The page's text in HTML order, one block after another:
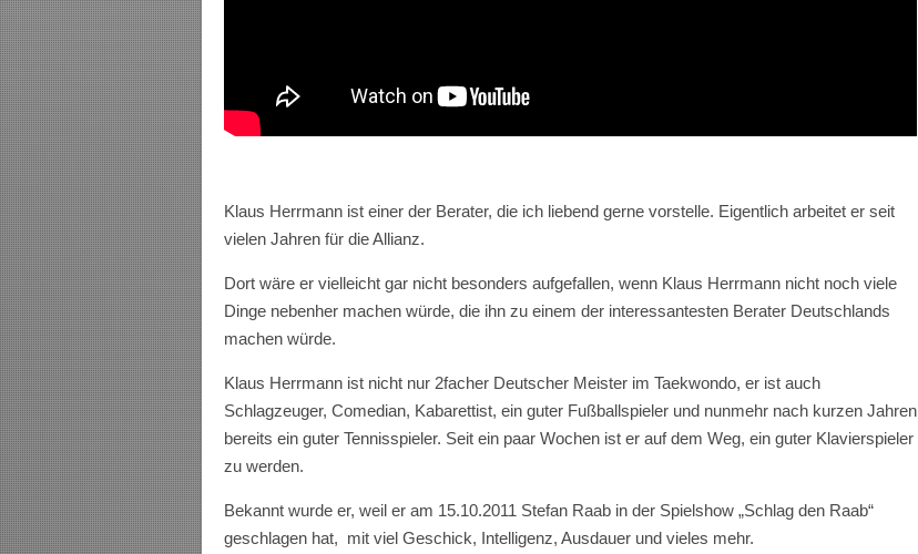
Klaus Herrmann ist einer der Berater, die ich liebend gerne vorstelle. Eigentlich arbeitet er seit
vielen Jahren für die Allianz.
Dort wäre er vielleicht gar nicht besonders aufgefallen, wenn Klaus Herrmann nicht noch viele
Dinge nebenher machen würde, die ihn zu einem der interessantesten Berater Deutschlands
machen würde.
Klaus Herrmann ist nicht nur 2facher Deutscher Meister im Taekwondo, er ist auch
Schlagzeuger, Comedian, Kabarettist, ein guter Fußballspieler und nunmehr nach kurzen Jahren
bereits ein guter Tennisspieler. Seit ein paar Wochen ist er auf dem Weg, ein guter Klavierspieler
zu werden.
Bekannt wurde er, weil er am 15.10.2011 Stefan Raab in der Spielshow „Schlag den Raab“
geschlagen hat, mit viel Geschick, Intelligenz, Ausdauer und vieles mehr.